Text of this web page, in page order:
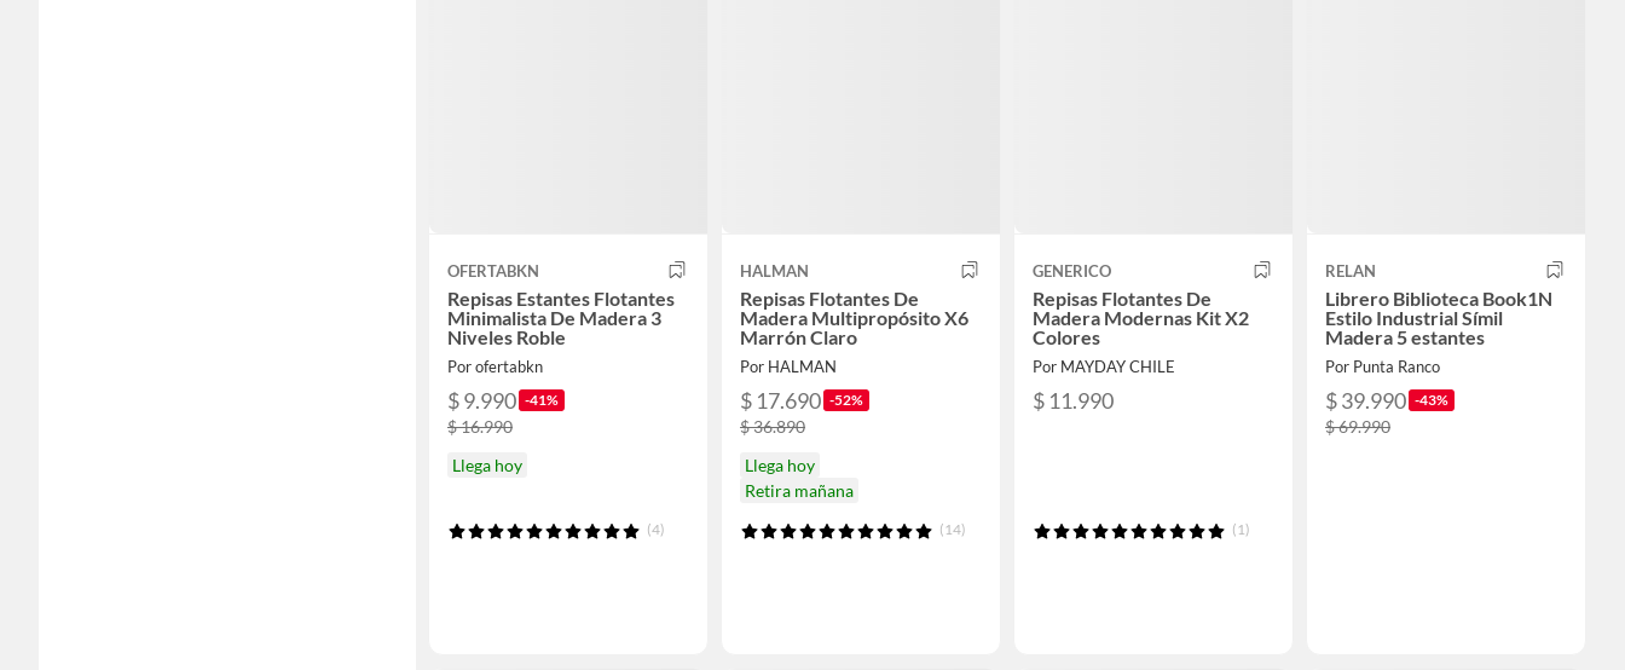
OFERTABKN
Repisas Estantes Flotantes
Minimalista De Madera 3
Niveles Roble
Por ofertabkn
$ 9.990 -41%
$ 16.990
Llega hoy
(4)
HALMAN
Repisas Flotantes De
Madera Multipropósito X6
Marrón Claro
Por HALMAN
$ 17.690 -52%
$ 36.890
Llega hoy
Retira mañana
(14)
GENERICO
Repisas Flotantes De
Madera Modernas Kit X2
Colores
Por MAYDAY CHILE
$ 11.990
(1)
RELAN
Librero Biblioteca Book1N
Estilo Industrial Símil
Madera 5 estantes
Por Punta Ranco
$ 39.990 -43%
$ 69.990